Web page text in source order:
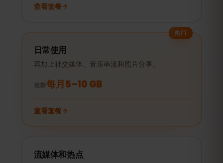
查看套餐
热门
日常使用
再加上社交媒体、音乐串流和照片分享。
推荐每月5–10 GB
查看套餐
流媒体和热点